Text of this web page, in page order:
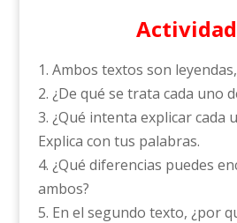
1. Ambos textos son
2. ¿De qué se trata cada uno
3. ¿Qué intenta explicar cada
Explica con tus palabras.
4. ¿Qué diferencias puedes
ambos?
5. En el segundo texto, ¿por